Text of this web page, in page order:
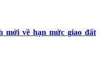
mới về hạn mức giao đất